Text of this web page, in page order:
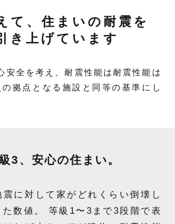
て、住まいの耐震を
き上げています
安全を考え、耐震性能は耐震性能は
の拠点となる施設と同等の基準にし
3、安心の住まい。
に対して家がどれくらい倒壊し
数値。
等級1〜3まで3段階で表